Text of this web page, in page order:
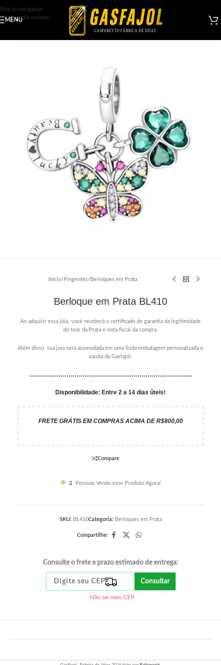
Skip to navigation
Skip to main content
MENU
Início/ Pingentes/ Berloques em Prata
Berloque em Prata BL410
Ao adquirir essa jóia, você receberá o certificado de garantia da legitimidade
do teor da Prata e nota fiscal da compra.
Além disso, sua joia será acomodada em uma linda embalagem personalizada e
sacola da Gasfajol.
………………………………………………………………………..
Disponibilidade: Entre 2 a 14 dias úteis!
FRETE GRÁTIS EM COMPRAS ACIMA DE R$800,00
Compare
2 Pessoas Vendo esse Produto Agora!
SKU: BL410Categoria: Berloques em Prata
Compartilhe:
Consulte o frete e prazo estimado de entrega:
Consultar
Não sei meu CEP